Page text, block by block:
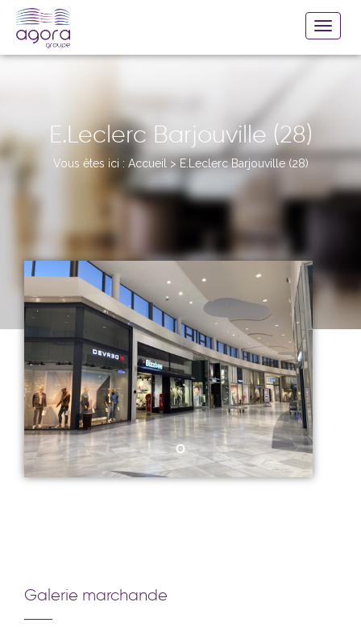
E.Leclerc Barjouville (28)
Vous êtes ici : Accueil > E.Leclerc Barjouville (28)
Galerie marchande